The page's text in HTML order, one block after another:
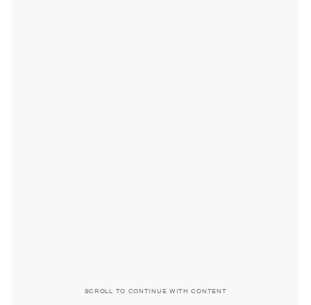
SCROLL TO CONTINUE WITH CONTENT